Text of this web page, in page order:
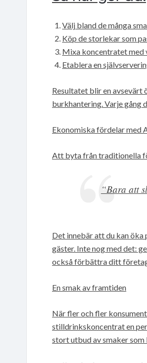
Välj bland de många
Köp de storlekar som
Mixa koncentratet med
Etablera en
Resultatet blir en avsevärt
burkhantering. Varje gång
Ekonomiska fördelar med
Att byta från traditionella
“Bara att
Det innebär att du kan
gäster. Inte nog med det:
också förbättra ditt
En smak av framtiden
När fler och fler
stilldrinkskoncentrat en
stort utbud av smaker som